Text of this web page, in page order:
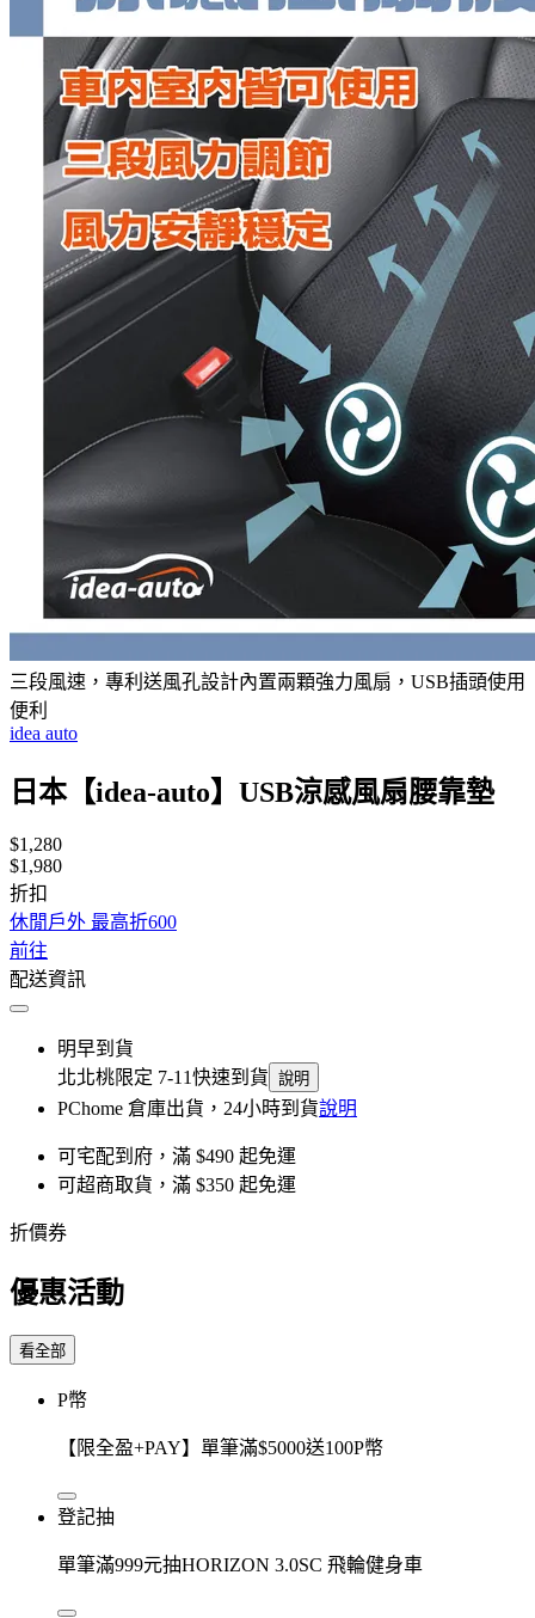
三段風速，專利送風孔設計內置兩顆強力風扇，USB插頭使用
便利
idea auto
日本【idea-auto】USB涼感風扇腰靠墊
$1,280
$1,980
折扣
休閒戶外 最高折600
前往
配送資訊
明早到貨
北北桃限定 7-11快速到貨 說明
PChome 倉庫出貨，24小時到貨說明
可宅配到府，滿 $490 起免運
可超商取貨，滿 $350 起免運
折價券
優惠活動
看全部
P幣
【限全盈+PAY】單筆滿$5000送100P幣
登記抽
單筆滿999元抽HORIZON 3.0SC 飛輪健身車